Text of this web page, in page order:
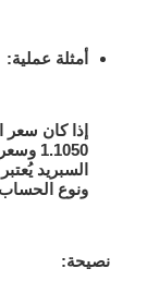
أمثلة عملية:
السبريد
ونوع
نصيحة: